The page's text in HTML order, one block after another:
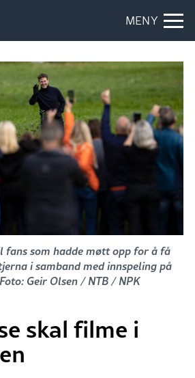
MENY
fans som hadde møtt opp for å få
i samband med innspeling på
Geir Olsen / NTB / NPK
skal filme i